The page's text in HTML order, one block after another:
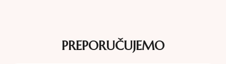
PREPORUČUJEMO